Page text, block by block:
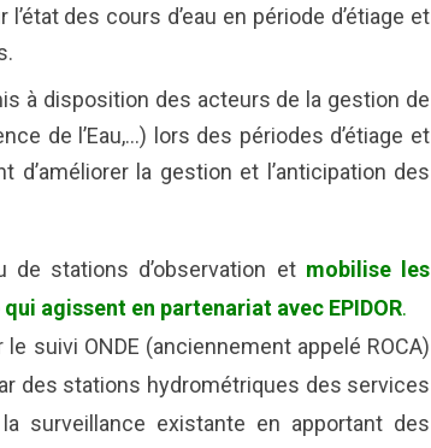
des cours d’eau en période d’étiage et
à disposition des acteurs de la gestion de
de l’Eau,…) lors des périodes d’étiage et
d’améliorer la gestion et l’anticipation des
de stations d’observation et mobilise les
agissent en partenariat avec EPIDOR.
suivi ONDE (anciennement appelé ROCA)
des stations hydrométriques des services
surveillance existante en apportant des